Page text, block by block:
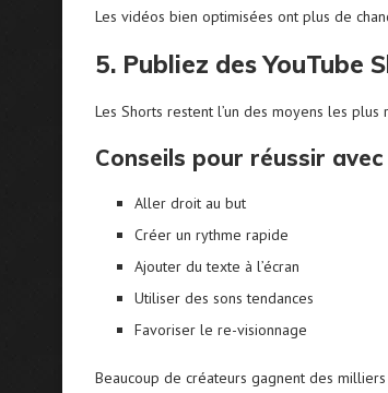
Les vidéos bien optimisées ont plus de
5. Publiez des YouTube
Les Shorts restent l’un des moyens les
Conseils pour réussir
Aller droit au but
Créer un rythme rapide
Ajouter du texte à l’écran
Utiliser des sons tendances
Favoriser le re-visionnage
Beaucoup de créateurs gagnent des milliers